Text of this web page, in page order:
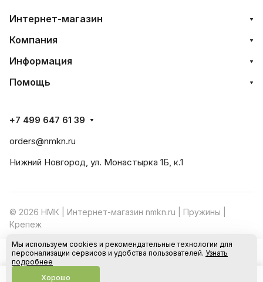
В корзину
Интернет-магазин
Компания
Информация
Помощь
+7 499 647 61 39
orders@nmkn.ru
Нижний Новгород, ул. Монастырка 1Б, к.1
© 2026 НМК | Интернет-магазин nmkn.ru | Пружины |
Крепеж
Конфиденциальность Оферта
Мы используем cookies и рекомендательные технологии для
персонализации сервисов и удобства пользователей. Узнать
подробнее
Хорошо